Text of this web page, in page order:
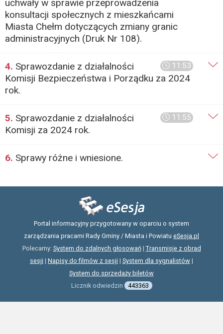
uchwały w sprawie przeprowadzenia
konsultacji społecznych z mieszkańcami
Miasta Chełm dotyczących zmiany granic
administracyjnych (Druk Nr 108).
11:53
4. Sprawozdanie z działalności
Komisji Bezpieczeństwa i Porządku za 2024
rok.
11:55
5. Sprawozdanie z działalności
Komisji za 2024 rok.
6. Sprawy różne i wniesione.
Portal informacyjny przygotowany w oparciu o system
zarządzania pracami Rady Gminy / Miasta i Powiatu eSesja.pl
Polecamy: System do zdalnych głosowań| Transmisje z obrad
sesji | Napisy do filmów z sesji | System dla sygnalistów |
System do sprzedaży biletów
Licznik odwiedzin
443363